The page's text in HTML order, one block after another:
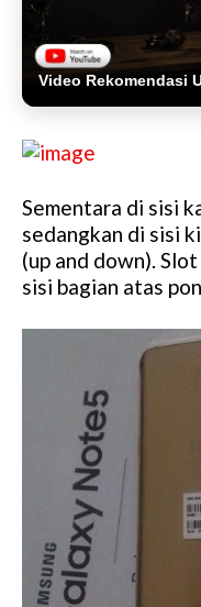
Video Rekomendasi
Sementara di sisi
sedangkan di sisi
(up and down).
sisi bagian atas